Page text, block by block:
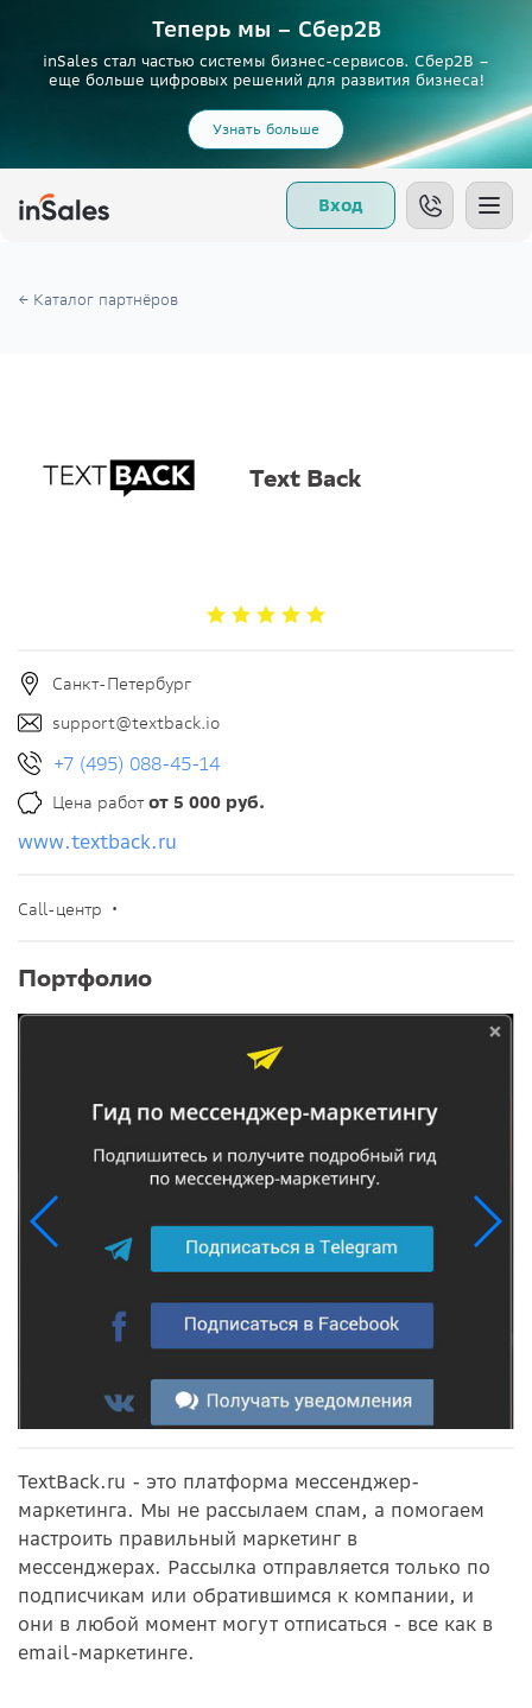
Теперь мы – Сбер2B
inSales стал частью системы бизнес-сервисов. Сбер2В –
еще больше цифровых решений для развития бизнеса!
Узнать больше
Вход
← Каталог партнёров
Text Back
Санкт-Петербург
support@textback.io
+7 (495) 088-45-14
Цена работ от 5 000 руб.
www.textback.ru
Call-центр •
Портфолио
TextBack.ru - это платформа мессенджер-
маркетинга. Мы не рассылаем спам, а помогаем
настроить правильный маркетинг в
мессенджерах. Рассылка отправляется только по
подписчикам или обратившимся к компании, и
они в любой момент могут отписаться - все как в
email-маркетинге.